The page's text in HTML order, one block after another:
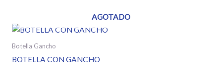
AGOTADO
Botella Gancho
BOTELLA CON GANCHO